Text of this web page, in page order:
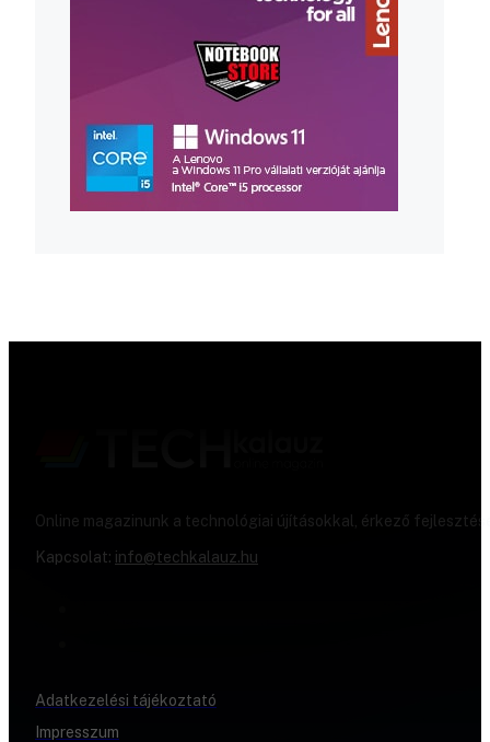
Online magazinunk a technológiai újításokkal, érkező
Kapcsolat: info@techkalauz.hu
Adatkezelési tájékoztató
Impresszum